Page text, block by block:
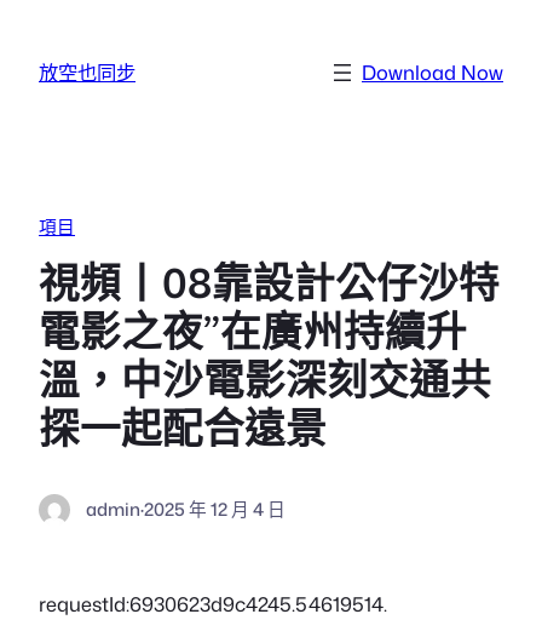
放空也同步 Download Now
項目
視頻丨08靠設計公仔沙特
電影之夜”在廣州持續升
溫，中沙電影深刻交通共
探一起配合遠景
admin·2025 年 12 月 4 日
requestId:6930623d9c4245.54619514.